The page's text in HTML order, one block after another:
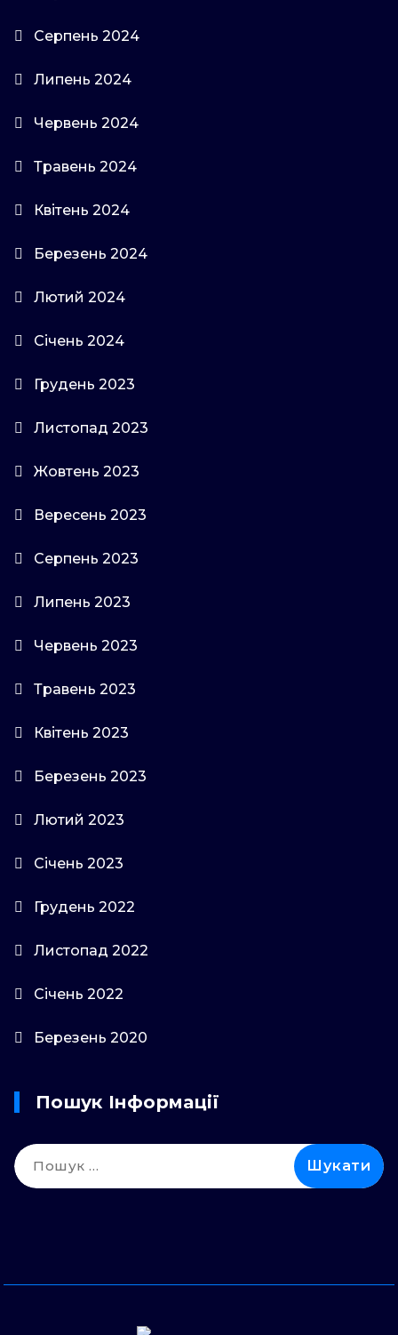
Серпень 2024
Липень 2024
Червень 2024
Травень 2024
Квітень 2024
Березень 2024
Лютий 2024
Січень 2024
Грудень 2023
Листопад 2023
Жовтень 2023
Вересень 2023
Серпень 2023
Липень 2023
Червень 2023
Травень 2023
Квітень 2023
Березень 2023
Лютий 2023
Січень 2023
Грудень 2022
Листопад 2022
Січень 2022
Березень 2020
Пошук Інформації
Пошук: